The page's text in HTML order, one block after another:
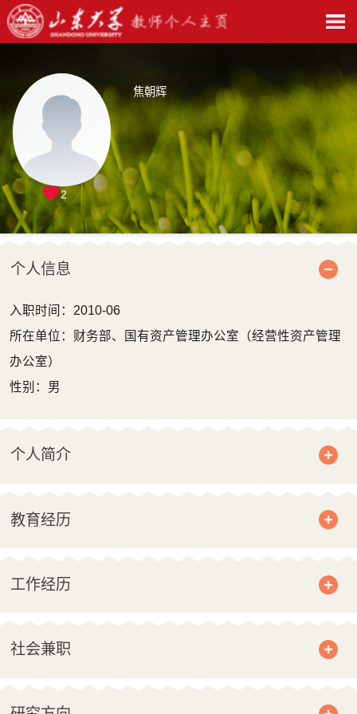
焦朝辉
2
个人信息
入职时间：2010-06
所在单位：财务部、国有资产管理办公室（经营性资产管理
办公室）
性别：男
个人简介
教育经历
工作经历
社会兼职